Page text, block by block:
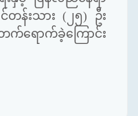
င်တန်းသား (၂၅) ဦး
ောက်ခဲ့ကြောင်း